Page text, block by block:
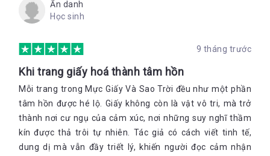
rằng thuyền đó không phải của trái đất này, hay ít nhất, là
không phải của người trái đất. Hòn đảo đã tặng nó cho ông và
rồi lấy lại. Tất cả mọi thứ đều có một chu kỳ, Isabella, thói quen
trở về với cội nguồn. Mùa màng, nước, cuộc sống, có lẽ ngay
cả cây. Con không cần một bản đồ để tìm đường về. Mặc dù có
nó giúp ích hơn nhiều. Giờ con đã tin chưa?
Bản đồ của con vẫn chưa sống động được đến thế. Nhưng đây
là một sự khởi đầu! Con đã vẽ xong tấm bản đồ đầu tiên trong
Ẩn danh
Học sinh
9 tháng trước
Khi trang giấy hoá thành tâm hồn
Mỗi trang trong Mực Giấy Và Sao Trời đều như một phần
tâm hồn được hé lộ. Giấy không còn là vật vô tri, mà trở
thành nơi cư ngụ của cảm xúc, nơi những suy nghĩ thầm
kín được thả trôi tự nhiên. Tác giả có cách viết tinh tế,
dung dị mà vẫn đầy triết lý, khiến người đọc cảm nhận